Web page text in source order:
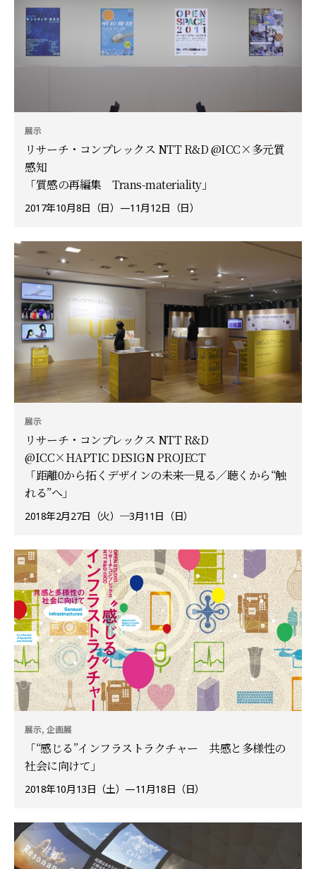
展示
リサーチ・コンプレックス NTT R&D @ICC×多元質
感知
「質感の再編集 Trans-materiality」
2017年10月8日（日）—11月12日（日）
展示
リサーチ・コンプレックス NTT R&D
@ICC×HAPTIC DESIGN PROJECT
「距離0から拓くデザインの未来─見る／聴くから“触
れる”へ」
2018年2月27日（火）─3月11日（日）
展示, 企画展
「“感じる”インフラストラクチャー 共感と多様性の
社会に向けて」
2018年10月13日（土）—11月18日（日）